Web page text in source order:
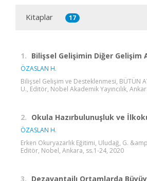
Kitaplar 17
1. Bilişsel Gelişimin Diğer Gelişim
ÖZASLAN H.
Bilişsel Gelişim ve Desteklenmesi, BÜTÜN
U., Editör, Nobel Akademik Yayıncılık,
2. Okula Hazırbulunuşluk ve
ÖZASLAN H.
Erken Okuryazarlık Eğitimi, Uludağ, G.
Editör, Nobel, Ankara, ss.1-24, 2020
3. Dezavantajlı Ortamlarda